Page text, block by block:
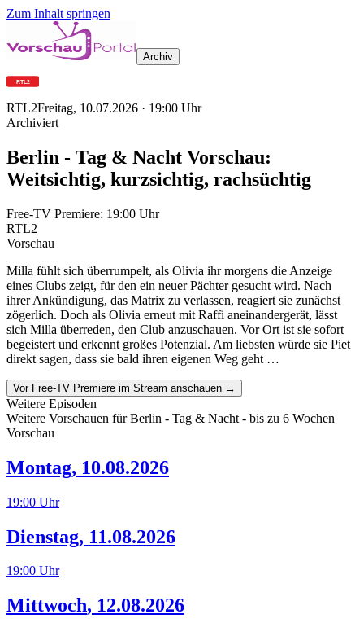
Zum Inhalt springen
Archiv
RTL2Freitag, 10.07.2026 · 19:00 Uhr
Archiviert
Berlin - Tag & Nacht Vorschau:
Weitsichtig, kurzsichtig, rachsüchtig
Free-TV Premiere: 19:00 Uhr
RTL2
Vorschau
Milla fühlt sich überrumpelt, als Olivia ihr morgens die Anzeige
eines Clubs zeigt, für den ein neuer Pächter gesucht wird. Nach
ihrer Ankündigung, das Matrix zu verlassen, reagiert sie zunächst
zögerlich. Doch als Olivia erneut mit Raffi aneinandergerät, lässt
sich Milla überreden, den Club anzuschauen. Vor Ort ist sie sofort
begeistert und erkennt großes Potenzial. Am liebsten würde sie Piet
direkt sagen, dass sie bald ihren eigenen Weg geht …
Vor Free-TV Premiere im Stream anschauen →
Weitere Episoden
Weitere Vorschauen fürBerlin - Tag & Nacht - bis zu 6 Wochen
Vorschau
Montag, 10.08.2026
19:00 Uhr
Dienstag, 11.08.2026
19:00 Uhr
Mittwoch, 12.08.2026